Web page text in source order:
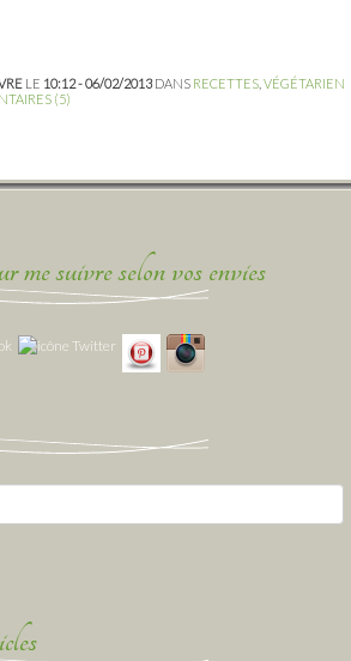
LE 10:12 - 06/02/2013DANS RECETTES VÉGÉTARIEN
(5)
me suivre selon vos envies